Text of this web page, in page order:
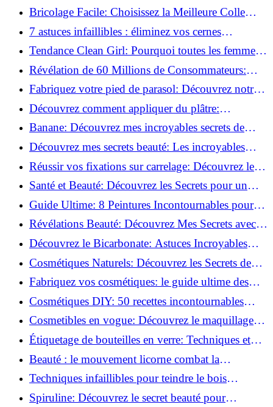
pour débutants!
Bricolage Facile: Choisissez la Meilleure Colle
pour Chaque Matériau!
7 astuces infaillibles : éliminez vos cernes
rapidement !
Tendance Clean Girl: Pourquoi toutes les femmes
l'adoptent?
Révélation de 60 Millions de Consommateurs:
Découvrez le meilleur fond de teint pour votre
peau!
Fabriquez votre pied de parasol: Découvrez notre
tutoriel facile !
Découvrez comment appliquer du plâtre:
Techniques pour un mur intérieur parfait!
Banane: Découvrez mes incroyables secrets de
beauté!
Découvrez mes secrets beauté: Les incroyables
vertus du curcuma!
Réussir vos fixations sur carrelage: Découvrez les
astuces infaillibles !
Santé et Beauté: Découvrez les Secrets pour un
Bien-être Optimal!
Guide Ultime: 8 Peintures Incontournables pour
Bois Extérieurs!
Révélations Beauté: Découvrez Mes Secrets avec le
Thé Vert Matcha!
Découvrez le Bicarbonate: Astuces Incroyables
pour Votre Quotidien!
Cosmétiques Naturels: Découvrez les Secrets de
Beauté Éco-responsables!
Fabriquez vos cosmétiques: le guide ultime des
produits de beauté maison!
Cosmétiques DIY: 50 recettes incontournables
pour sublimer votre beauté naturelle!
Cosmetibles en vogue: Découvrez le maquillage
100% comestible!
Étiquetage de bouteilles en verre: Techniques et
astuces incontournables!
Beauté : le mouvement licorne combat la
surconsommation !
Techniques infaillibles pour teindre le bois
naturellement: Découvrez comment!
Spiruline: Découvrez le secret beauté pour